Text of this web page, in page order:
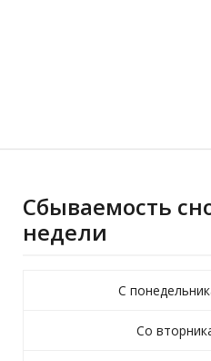
Сбываемость
недели
С
Со